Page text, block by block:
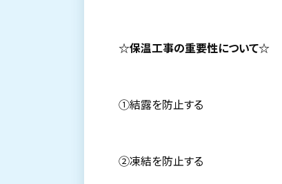
☆保温工事の重要性について☆
①結露を防止する
②凍結を防止する